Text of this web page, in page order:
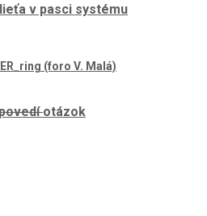
v pasci systému
otázok